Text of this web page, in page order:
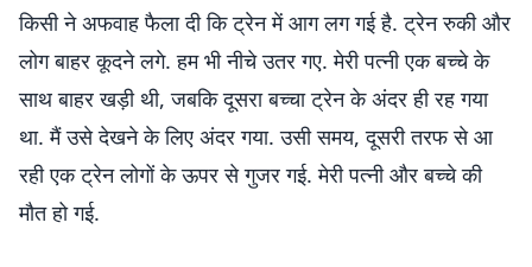
किसी ने अफवाह फैला दी कि ट्रेन में आग लग गई है. ट्रेन रुकी और
लोग बाहर कूदने लगे. हम भी नीचे उतर गए. मेरी पत्नी एक बच्चे के
साथ बाहर खड़ी थी, जबकि दूसरा बच्चा ट्रेन के अंदर ही रह गया
था. मैं उसे देखने के लिए अंदर गया. उसी समय, दूसरी तरफ से आ
रही एक ट्रेन लोगों के ऊपर से गुजर गई. मेरी पत्नी और बच्चे की
मौत हो गई.